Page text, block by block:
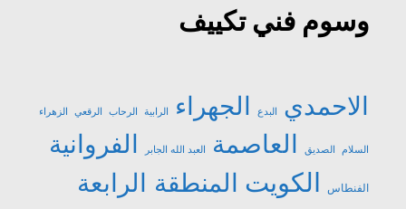
وسوم فني تكييف
الاحمدي البدع الجهراء الرابية الرحاب الرقعي الزهراء
السلام الصديق العاصمة العبد الله الجابر الفروانية
الفنطاس الكويت المنطقة الرابعة